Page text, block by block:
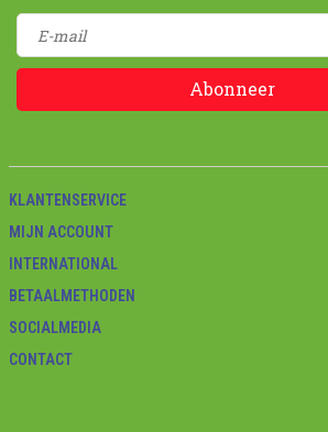
Abonneer
KLANTENSERVICE
MIJN ACCOUNT
INTERNATIONAL
BETAALMETHODEN
SOCIALMEDIA
CONTACT